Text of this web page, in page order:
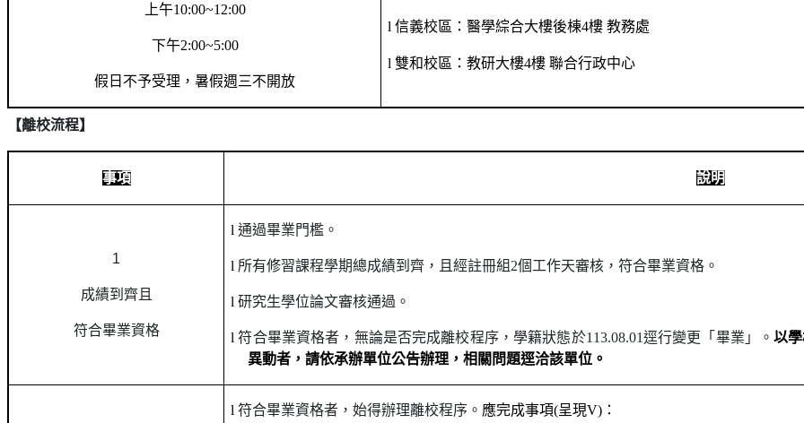
上午10:00~12:00
下午2:00~5:00
假日不予受理，暑假週三不開放
l信義校區：醫學綜合大樓後棟4樓 教務處
l雙和校區 ：教研大樓4樓 聯合行政中心
【離校流程】
事項 說明
1
成績到齊且
符合畢業資格
l通過畢業門檻。
l 所有修習課程學期總成績到齊，且經註冊組2個工作天審核，符合畢業資格。
l研究生學位論文審核通過。
l符合畢業資格者，無論是否完成離校程序，學籍狀態於113.08.01逕行變更「畢業」。以
異動者，請依承辦單位公告辦理，相關問題逕洽該單位。
l符合畢業資格者，始得辦理離校程序。 應完成事項(呈現V) ：